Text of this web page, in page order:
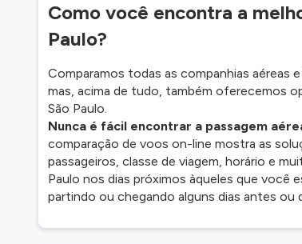
Como você encontra a
Paulo?
Comparamos todas as companhias
mas, acima de tudo, também oferecemos
São Paulo.
Nunca é fácil encontrar a passagem
comparação de voos on-line mostra as
passageiros, classe de viagem, horário e
Paulo nos dias próximos àqueles que você
partindo ou chegando alguns dias antes ou